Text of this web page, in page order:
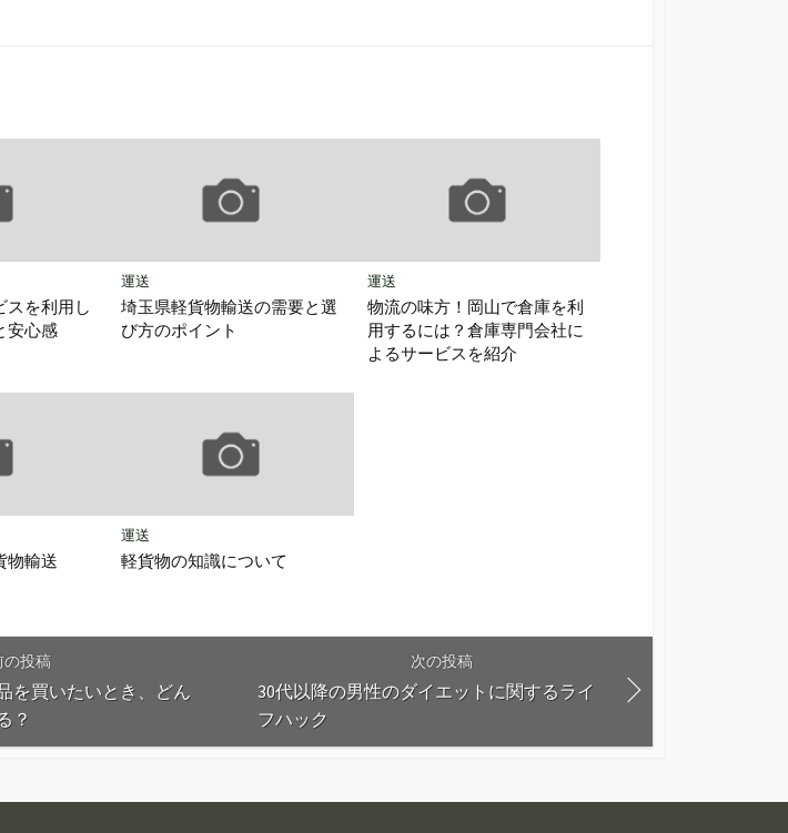
スを利用し
安心感
運送
埼玉県軽貨物輸送の需要と選
び方のポイント
運送
物流の味方！岡山で倉庫を利
用するには？倉庫専門会社に
よるサービスを紹介
物輸送
運送
軽貨物の知識について
の投稿
を買いたいとき、どん
？
次の投稿
30代以降の男性のダイエットに関するライ
フハック